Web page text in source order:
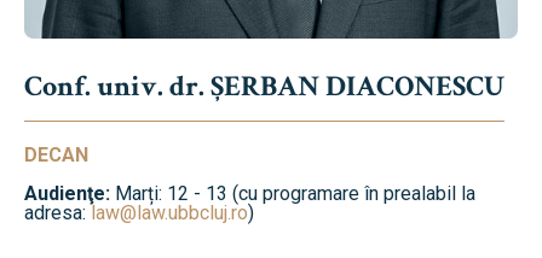
Conf. univ. dr. ȘERBAN DIACONESCU
DECAN
Audienţe: Marți: 12 - 13 (cu programare în prealabil la
adresa:law@law.ubbcluj.ro)